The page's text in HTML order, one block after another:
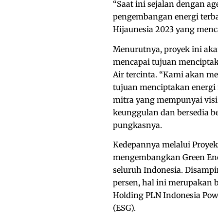
“Saat ini sejalan dengan
pengembangan energi
Hijaunesia 2023 yang
Menurutnya, proyek ini
mencapai tujuan
Air tercinta. “Kami akan
tujuan menciptakan energi
mitra yang mempunyai
keunggulan dan bersedia
pungkasnya.
Kedepannya melalui
mengembangkan Green
seluruh Indonesia.
persen, hal ini merupakan
Holding PLN Indonesia
(ESG).